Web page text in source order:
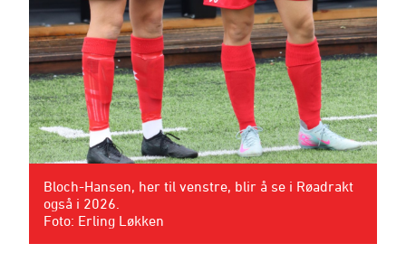
Bloch-Hansen, her til venstre, blir å se i Røadrakt
også i 2026.
Foto: Erling Løkken